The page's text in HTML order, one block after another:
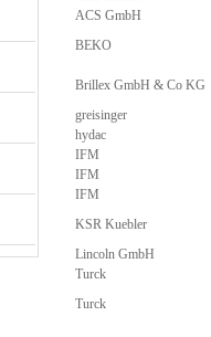
ACS GmbH
BEKO
Brillex GmbH & Co KG
greisinger
hydac
IFM
IFM
IFM
KSR Kuebler
Lincoln GmbH
Turck
Turck